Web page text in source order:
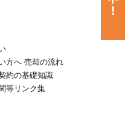
方へ 売却の流れ
約の基礎知識
等リンク集